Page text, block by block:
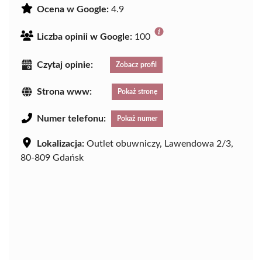
Ocena w Google: 4.9
Liczba opinii w Google: 100
Czytaj opinie: Zobacz profil
Strona www: Pokaż stronę
Numer telefonu: Pokaż numer
Lokalizacja: Outlet obuwniczy, Lawendowa 2/3,
80-809 Gdańsk